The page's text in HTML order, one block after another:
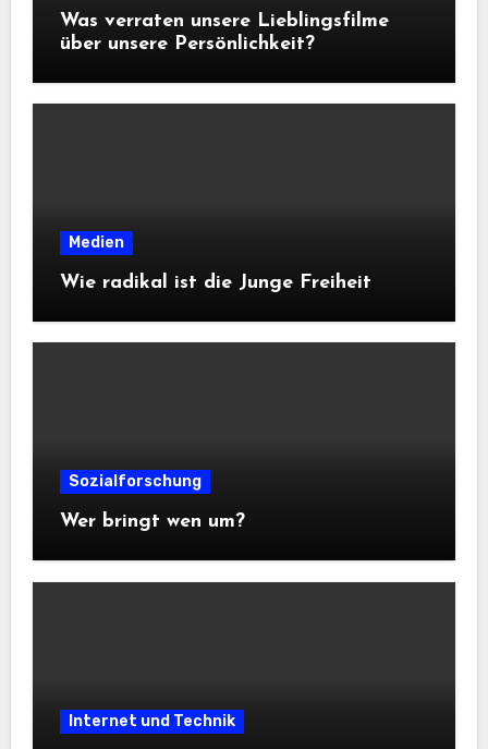
Was verraten unsere Lieblingsfilme
über unsere Persönlichkeit?
Medien
Wie radikal ist die Junge Freiheit
Sozialforschung
Wer bringt wen um?
Internet und Technik